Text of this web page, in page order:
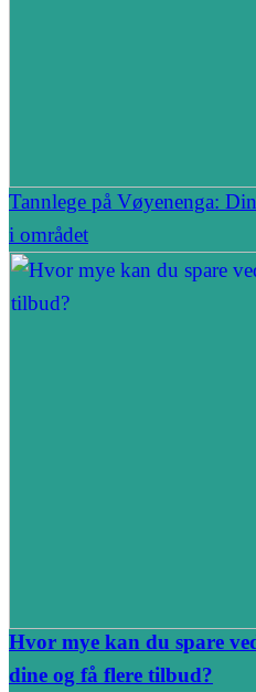
Tannlege på Vøyenenga:
i området
Hvor mye kan du spare
dine og få flere tilbud?